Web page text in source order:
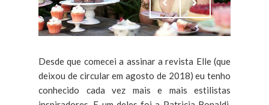
Desde que comecei a assinar a revista Elle (que
deixou de circular em agosto de 2018) eu tenho
conhecido cada vez mais e mais estilistas